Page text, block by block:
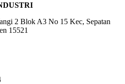
2 Blok A3 No 15 Kec, Sepatan
15521